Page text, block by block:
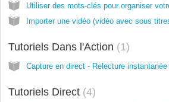
Utiliser des mots-clés pour organiser
Importer une vidéo (vidéo avec sous
Tutoriels Dans l'Action 1
Capture en direct - Relecture
Tutoriels Direct 4